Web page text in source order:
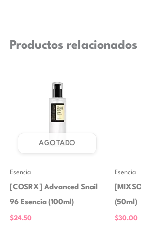
Productos relacionados
AGOTADO
Esencia
[COSRX] Advanced Snail
96 Esencia (100ml)
$24.50
Esencia
(50ml)
$30.00